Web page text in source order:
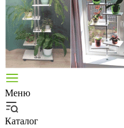
Меню
Каталог